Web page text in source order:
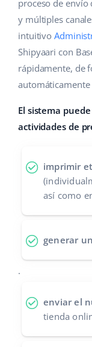
Gestión de envíos
Automatizaciones
Base Connect
IA para e-commerce
Hogar y jardinería
Productos
Electrónica
Piezas de
Supermercado
Moda
Ayuda
Base Academy
Blog
Implementación
Calculadora de
Cooperación y
english (GB)
english (IN)
deutsch
español (AR)
Italiano
português
proceso de envío
y múltiples
intuitivo
Shipyaari con
rápidamente, de
El sistema
actividades de
imprimir
así como
generar
.
enviar el
tienda